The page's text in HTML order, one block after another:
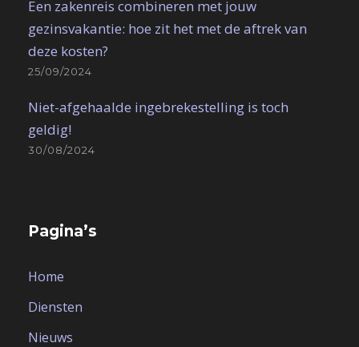
Een zakenreis combineren met jouw
gezinsvakantie: hoe zit het met de aftrek van
deze kosten?
25/09/2024
Niet-afgehaalde ingebrekestelling is toch
geldig!
30/08/2024
Pagina’s
Home
Diensten
Nieuws